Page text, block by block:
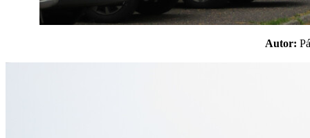
Autor: